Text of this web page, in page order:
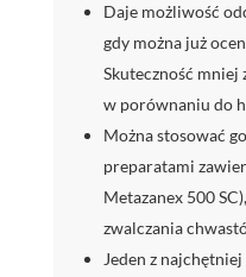
Daje możliwość
gdy można już
Skuteczność mniej
w porównaniu do
Można stosować
preparatami
Metazanex 500
zwalczania
Jeden z